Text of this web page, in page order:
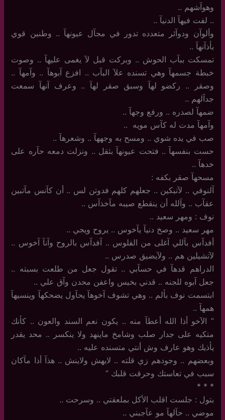
وهوآشهم ..
..‏ لفت فيهآ الدنيآ ..
وألوآن ودوآئر متعدده تدور في مجآل عيونهآ .. وطنين قوي
بأذآنهآ ..
تمسكت ببآب الحوش .. وبركت قبل لآ يغمى عليهآ .. وصوت
خبطة جسمهآ وهي تسنده علآ البآب .. افزع آبوهآ .. وآمهآ ..
وصقر .. ركضو لهآ وسبق صقر لهآ .. وعرف آنهآ سمعت
جدآلهم ..
ضمهآ لصدره .. ورفع وجهآ .. ‏
وآمهآ مدت له كآس مويه ‏ ..
صب في يده شوي .. ومسح به وجههآ .. وشعرهآ ..
حست بنفسهآ .. فتحت عيونهآ بثقل .. ونزلت دمعه حآره على
خدهآ ..
مسحهآ صقر بكفه :
آلنوفي .. لآتبكين .. جعلهم كلهم فدوتن لس .. أن كآنس مآتبين
عقآب .. وآلله أن ينقطع صيبه مآخذآس ..
نوف : ومهر سعيد ..
مهر سعيد .. وصخ دنيآ يآخوس .. يروح ويجي ..
أفدآس بآللي آغلى من الفلوس .. آفدآس بالروح وآنآ آخوس ..
لآتشيلين هم .. ولآيضيق صدرس ..
الدراهم قدهآ في حسآبي .. تقول جعل من طلعت بسبته ..
جعل آبوه للجنه .. قدني بخيس واعفن محدن وآق علي ..
ابتسمت نوف بألم .. وهي تشوف آخوهآ يحآول يضحكهآ وينسيهآ
همهآ ..
‏”‏ الآخو أذا الله أعطآ منه .. يكون نعم السند والعون .. كأنك
متكيه على جدار صلب وشامخ ماينهد ولا ينكسر .. محد يقدر
يأذيك وهو عارف وش أنتي متسنده عليه ..
وبعضهم .. وجودهم زي قلته .. لايهش ولاينش .. هذآ أذا مآكان
سبب في تعاستك وحرقت قلبك “
‏*‏ * *
بتول : جلست اقلب الأكل بملعقتي .. وسرحت ..
موضي .. حآلهآ مو عآجبني ..